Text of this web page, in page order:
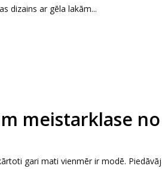
dizains ar gēla lakām...
meistarklase no
gari mati vienmēr ir modē.